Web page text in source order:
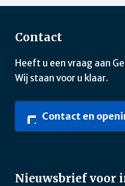
Contact
Heeft u een vraag aan
Wij staan voor u klaar.
Contact en
Nieuwsbrief voor